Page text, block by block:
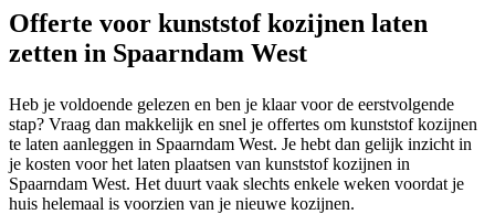
Offerte voor kunststof kozijnen laten
zetten in Spaarndam West
Heb je voldoende gelezen en ben je klaar voor de eerstvolgende
stap? Vraag dan makkelijk en snel je offertes om kunststof kozijnen
te laten aanleggen in Spaarndam West. Je hebt dan gelijk inzicht in
je kosten voor het laten plaatsen van kunststof kozijnen in
Spaarndam West. Het duurt vaak slechts enkele weken voordat je
huis helemaal is voorzien van je nieuwe kozijnen.